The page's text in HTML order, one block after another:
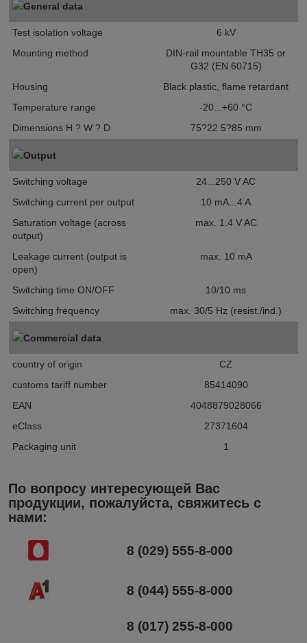
General data
Test isolation voltage
6 kV
Mounting method
DIN-rail mountable TH35 or
G32 (EN 60715)
Housing
Black plastic, flame retardant
Temperature range
-20...+60 °C
Dimensions H ? W ? D
75?22.5?85 mm
Output
Switching voltage
24...250 V AC
Switching current per output
10 mA...4 A
Saturation voltage (across
output)
max. 1.4 V AC
Leakage current (output is
open)
max. 10 mA
Switching time ON/OFF
10/10 ms
Switching frequency
max. 30/5 Hz (resist./ind.)
Commercial data
country of origin
CZ
customs tariff number
85414090
EAN
4048879028066
eClass
27371604
Packaging unit
1
По вопросу интересующей Вас
продукции, пожалуйста, свяжитесь с
нами:
8 (029) 555-8-000
8 (044) 555-8-000
8 (017) 255-8-000